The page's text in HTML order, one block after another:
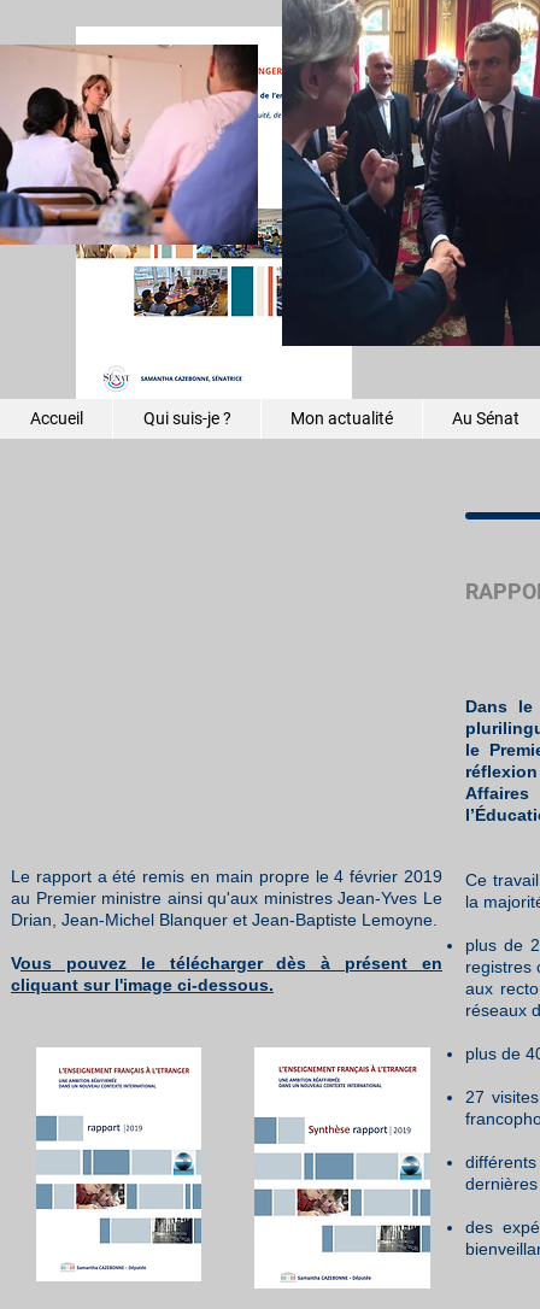
Une
mission
Le rapport a été remis en main propre le 4 février 2019
au Premier ministre ainsi qu'aux ministres Jean-Yves Le
Drian, Jean-Michel Blanquer et Jean-Baptiste Lemoyne.
Vous pouvez le télécharger dès à présent en
cliquant sur l'image ci-dessous.
Dans
le
Ce
la
plus de
registres
aux
réseaux
plus de
27
des
Accueil Qui suis-je ? Mon actualité Au Sénat